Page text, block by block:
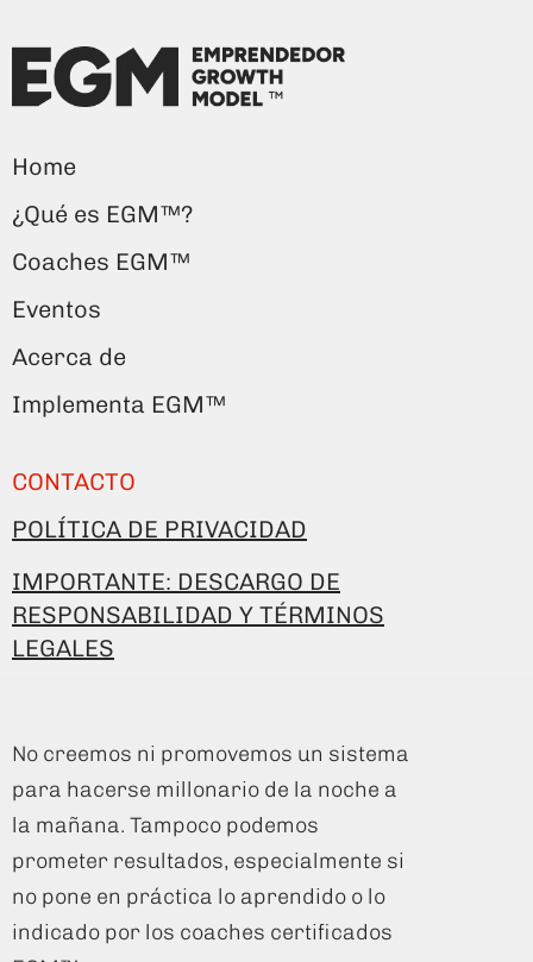
Home
¿Qué es EGM™?
Coaches EGM™
Eventos
Acerca de
Implementa EGM™
CONTACTO
POLÍTICA DE PRIVACIDAD
IMPORTANTE: DESCARGO DE
RESPONSABILIDAD Y TÉRMINOS
LEGALES
No creemos ni promovemos un sistema
para hacerse millonario de la noche a
la mañana. Tampoco podemos
prometer resultados, especialmente si
no pone en práctica lo aprendido o lo
indicado por los coaches certificados